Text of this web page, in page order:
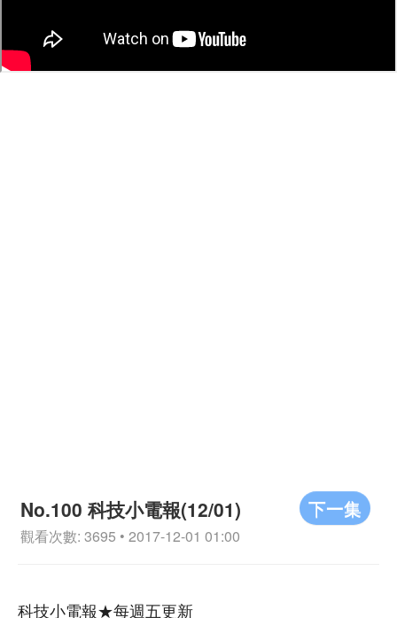
下一集
No.100 科技小電報(12/01)
觀看次數: 3695 • 2017-12-01 01:00
科技小電報★每週五更新